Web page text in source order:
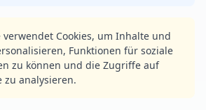
verwendet Cookies, um Inhalte und
Funktionen für soziale
zu können und die Zugriffe auf
zu analysieren.